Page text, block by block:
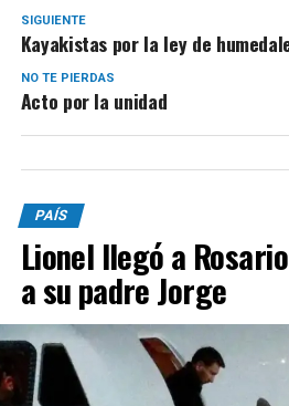
SIGUIENTE
Kayakistas por la ley de
NO TE PIERDAS
Acto por la unidad
PAÍS
Lionel llegó a
a su padre Jorge